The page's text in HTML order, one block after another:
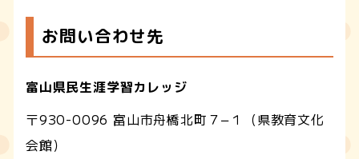
お問い合わせ先
富山県民生涯学習カレッジ
〒930-0096 富山市舟橋北町７−１（県教育文化
会館）